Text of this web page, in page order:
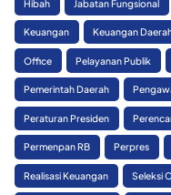
Hibah Jabatan Fungsional
Keuangan Keuangan
Office Pelayanan Publik
Pemerintah Daerah
Peraturan Presiden
Permenpan RB Perpres
Realisasi Keuangan Seleksi